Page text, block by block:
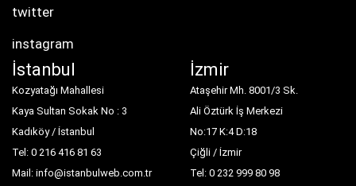
twitter
instagram
İstanbul
Kozyatağı Mahallesi
Kaya Sultan Sokak No : 3
Kadıköy / İstanbul
Tel: 0 216 416 81 63
Mail: info@istanbulweb.com.tr
İzmir
Ataşehir Mh. 8001/3 Sk.
Ali Öztürk İş Merkezi
No:17 K:4 D:18
Çiğli / İzmir
Tel: 0 232 999 80 98